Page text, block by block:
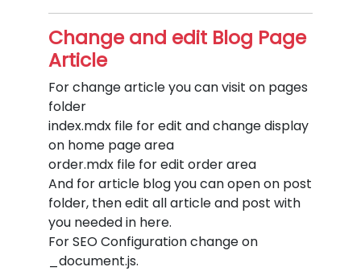
Change and edit Blog Page
Article
For change article you can visit on pages
folder
index.mdx file for edit and change display
on home page area
order.mdx file for edit order area
And for article blog you can open on post
folder, then edit all article and post with
you needed in here.
For SEO Configuration change on
_document.js.